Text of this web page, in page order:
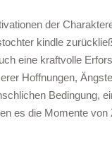
der
kindle
eine kraftvolle
Hoffnungen,
Bedingung,
es die Momente